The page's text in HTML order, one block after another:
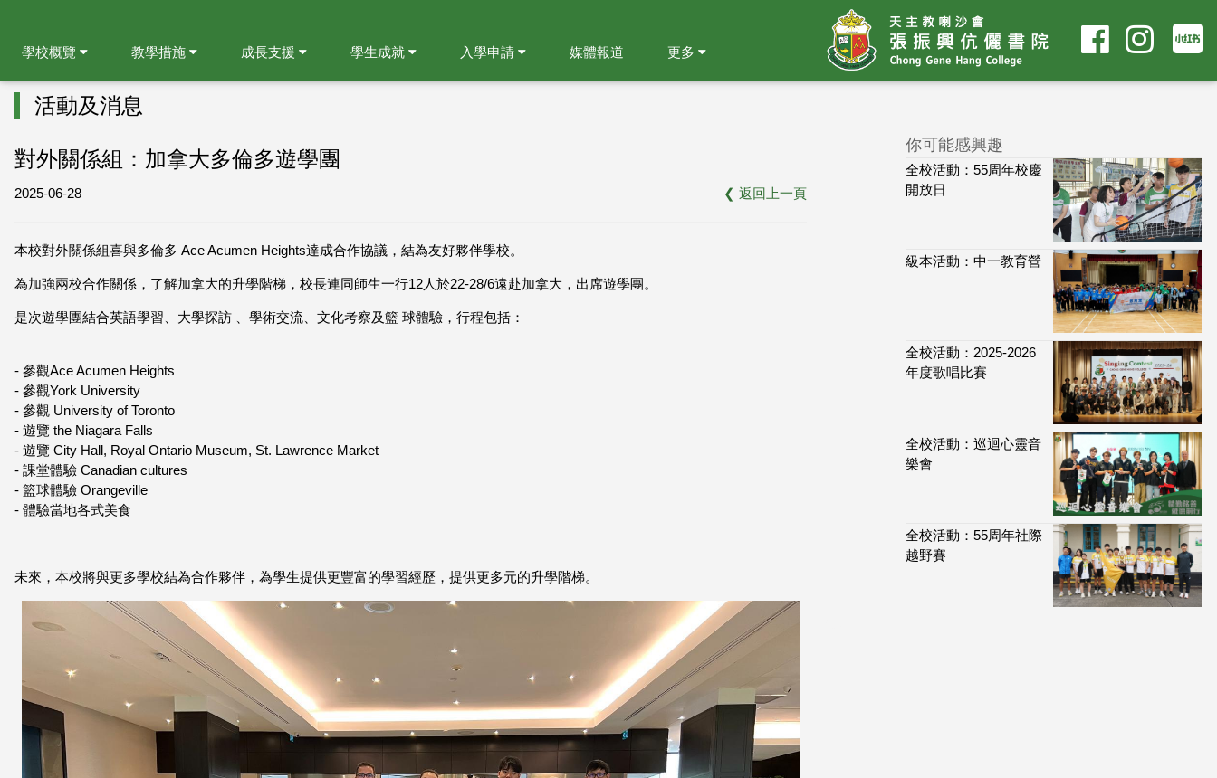
學校概覽 教學措施 成長支援 學生成就 入學申請 媒體報道 更多
活動及消息
對外關係組：加拿大多倫多遊學團
2025-06-28 ❮ 返回上一頁
本校對外關係組喜與多倫多 Ace Acumen Heights達成合作協議，結為友好夥伴學校。
為加強兩校合作關係，了解加拿大的升學階梯，校長連同師生一行12人於22-28/6遠赴加拿大，出席遊學團。
是次遊學團結合英語學習、⼤學探訪 、學術交流、⽂化考察及籃 球體驗，行程包括：
- 參觀Ace Acumen Heights
- ⁠參觀York University
- ⁠參觀 University of Toronto
- ⁠遊覽 the Niagara Falls
- ⁠遊覽 City Hall, Royal Ontario Museum, St. Lawrence Market
- ⁠課堂體驗 Canadian cultures
- ⁠籃球體驗 Orangeville
- ⁠體驗當地各式美食
未來，本校將與更多學校結為合作夥伴，為學生提供更豐富的學習經歷，提供更多元的升學階梯。
你可能感興趣
全校活動：55周年校慶
開放日
級本活動：中一教育營
全校活動：2025-2026
年度歌唱比賽
全校活動：巡迴心靈音
樂會
全校活動：55周年社際
越野賽